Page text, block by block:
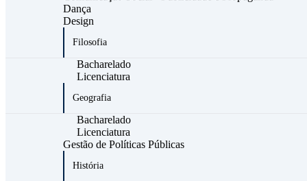
Dança
Design
Filosofia
Bacharelado
Licenciatura
Geografia
Bacharelado
Licenciatura
Gestão de Políticas Públicas
História